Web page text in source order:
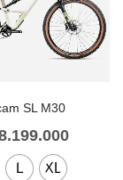
SL M30
L XL